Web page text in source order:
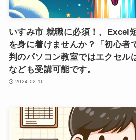
いすみ市 就職に必須！、Excel
を身に着けませんか？「初心者
判のパソコン教室ではエクセル
なども受講可能です。
2024-02-16